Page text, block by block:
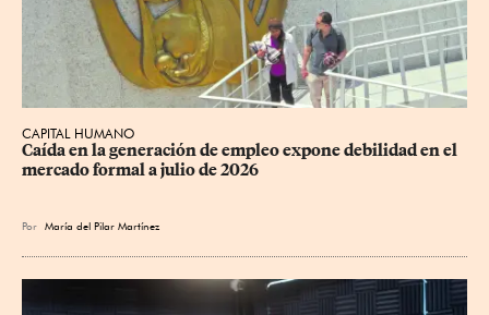
CAPITAL HUMANO
Caída en la generación de empleo expone debilidad en el
mercado formal a julio de 2026
Por María del Pilar Martínez